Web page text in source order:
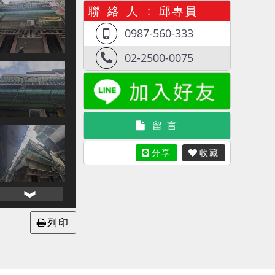
列印
聯 絡 人 邱專員
0987-560-333
02-2500-0075
留 言
分享 收藏